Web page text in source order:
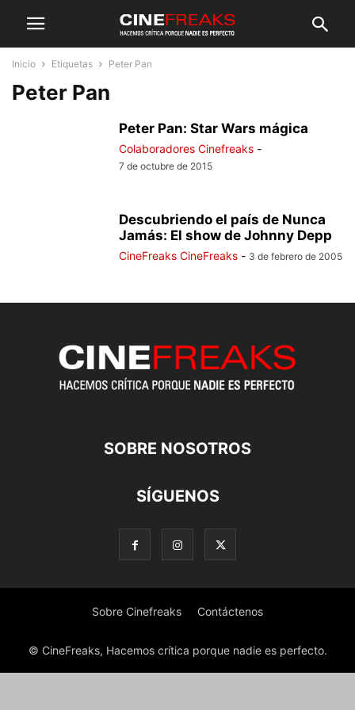
Inicio Etiquetas Peter Pan
Peter Pan
Peter Pan: Star Wars mágica
Colaboradores Cinefreaks -
7 de octubre de 2015
Descubriendo el país de Nunca
Jamás: El show de Johnny Depp
CineFreaks CineFreaks - 3 de febrero de 2005
SOBRE NOSOTROS
SÍGUENOS
Sobre Cinefreaks Contáctenos
© CineFreaks, Hacemos crítica porque nadie es perfecto.